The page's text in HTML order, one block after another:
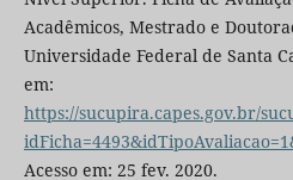
Acadêmicos, Mestrado e
Universidade Federal de Santa
em:
https://sucupira.capes.gov.br/
Acesso em: 25 fev. 2020.